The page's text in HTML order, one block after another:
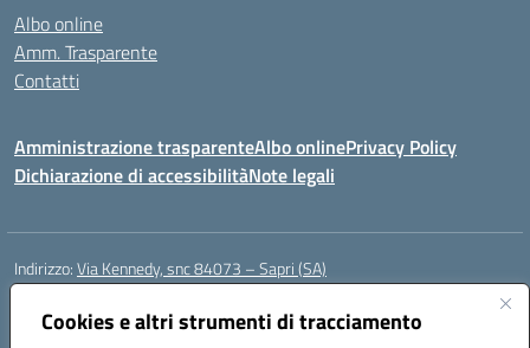
Cookies e altri strumenti di tracciamento
Albo online
Amm. Trasparente
Contatti
Amministrazione trasparenteAlbo onlinePrivacy Policy
Dichiarazione di accessibilitàNote legali
Indirizzo:Via Kennedy, snc 84073 – Sapri (SA)
Centralino:
Posta elettronica certificata (PEC):saic878008@pec.istruzione.it